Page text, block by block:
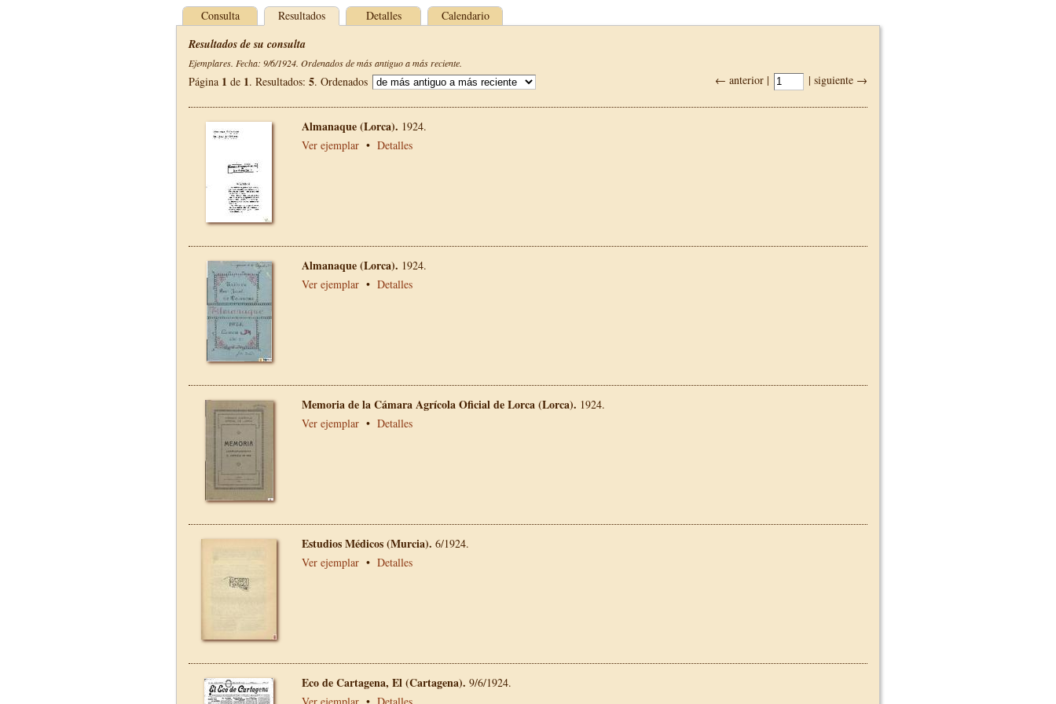
Consulta Resultados Detalles Calendario
Resultados de su consulta
Ejemplares. Fecha: 9/6/1924. Ordenados de más antiguo a más reciente.
← anterior | | siguiente →
Página 1 de 1. Resultados: 5. Ordenados
Almanaque (Lorca). 1924.
Ver ejemplar • Detalles
Almanaque (Lorca). 1924.
Ver ejemplar • Detalles
Memoria de la Cámara Agrícola Oficial de Lorca (Lorca). 1924.
Ver ejemplar • Detalles
Estudios Médicos (Murcia). 6/1924.
Ver ejemplar • Detalles
Eco de Cartagena, El (Cartagena). 9/6/1924.